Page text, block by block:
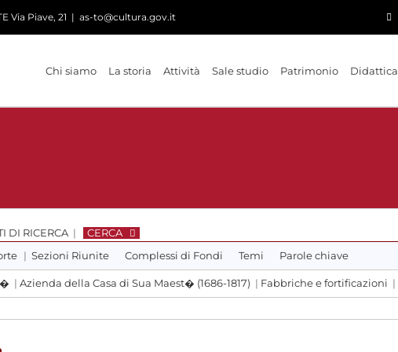
Via Piave, 21 | as-to@cultura.gov.it
Chi siamo La storia Attività Sale studio Patrimonio Didattica
DI RICERCA |
CERCA
| Sezioni Riunite Complessi di Fondi Temi Parole chiave
| Azienda della Casa di Sua Maest� (1686-1817) | Fabbriche e fortificazioni |